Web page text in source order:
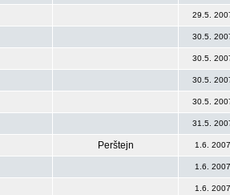
29.5.
30.5.
30.5.
30.5.
30.5.
31.5.
Perštejn 1.6. 2007
1.6. 2007
1.6. 2007